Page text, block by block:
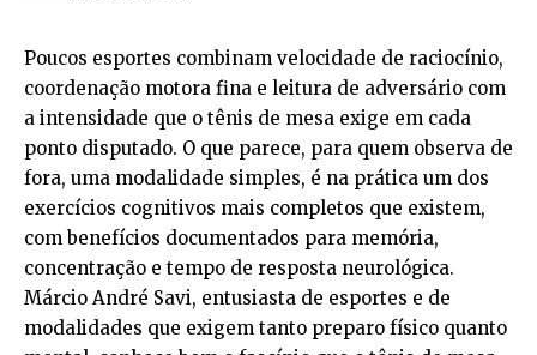
Poucos esportes combinam velocidade de raciocínio,
coordenação motora fina e leitura de adversário com
a intensidade que o tênis de mesa exige em cada
ponto disputado. O que parece, para quem observa de
fora, uma modalidade simples, é na prática um dos
exercícios cognitivos mais completos que existem,
com benefícios documentados para memória,
concentração e tempo de resposta neurológica.
Márcio André Savi, entusiasta de esportes e de
modalidades que exigem tanto preparo físico quanto